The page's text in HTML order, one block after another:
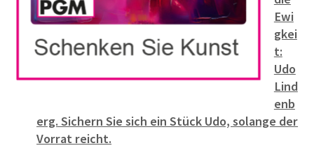
Ewi
gkei
t:
Udo
Lind
enb
erg. Sichern Sie sich ein Stück Udo, solange der
Vorrat reicht.